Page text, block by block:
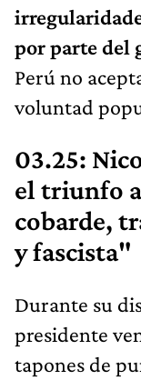
por parte del
Perú no
voluntad
03.25:
el triunfo
cobarde,
y fascista"
Durante su
presidente
tapones de